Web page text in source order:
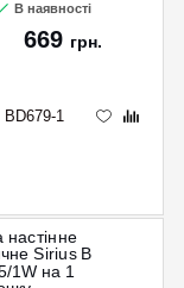
В наявності
669 грн.
BD679-1